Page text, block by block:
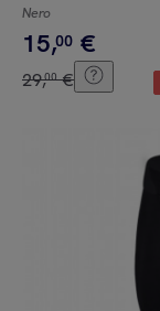
Nero
15,00 €
29,00 €